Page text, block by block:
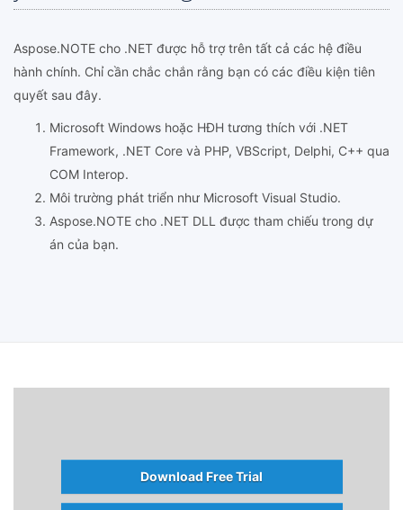
Aspose.NOTE cho .NET được hỗ trợ trên tất cả các hệ điều
hành chính. Chỉ cần chắc chắn rằng bạn có các điều kiện tiên
quyết sau đây.
Microsoft Windows hoặc HĐH tương thích với .NET
Framework, .NET Core và PHP, VBScript, Delphi, C++ qua
COM Interop.
Môi trường phát triển như Microsoft Visual Studio.
Aspose.NOTE cho .NET DLL được tham chiếu trong dự
án của bạn.
Download Free Trial